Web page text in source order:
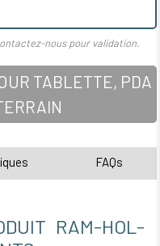
nous pour validation.
TABLETTE, PDA
FAQs
RAM-HOL-